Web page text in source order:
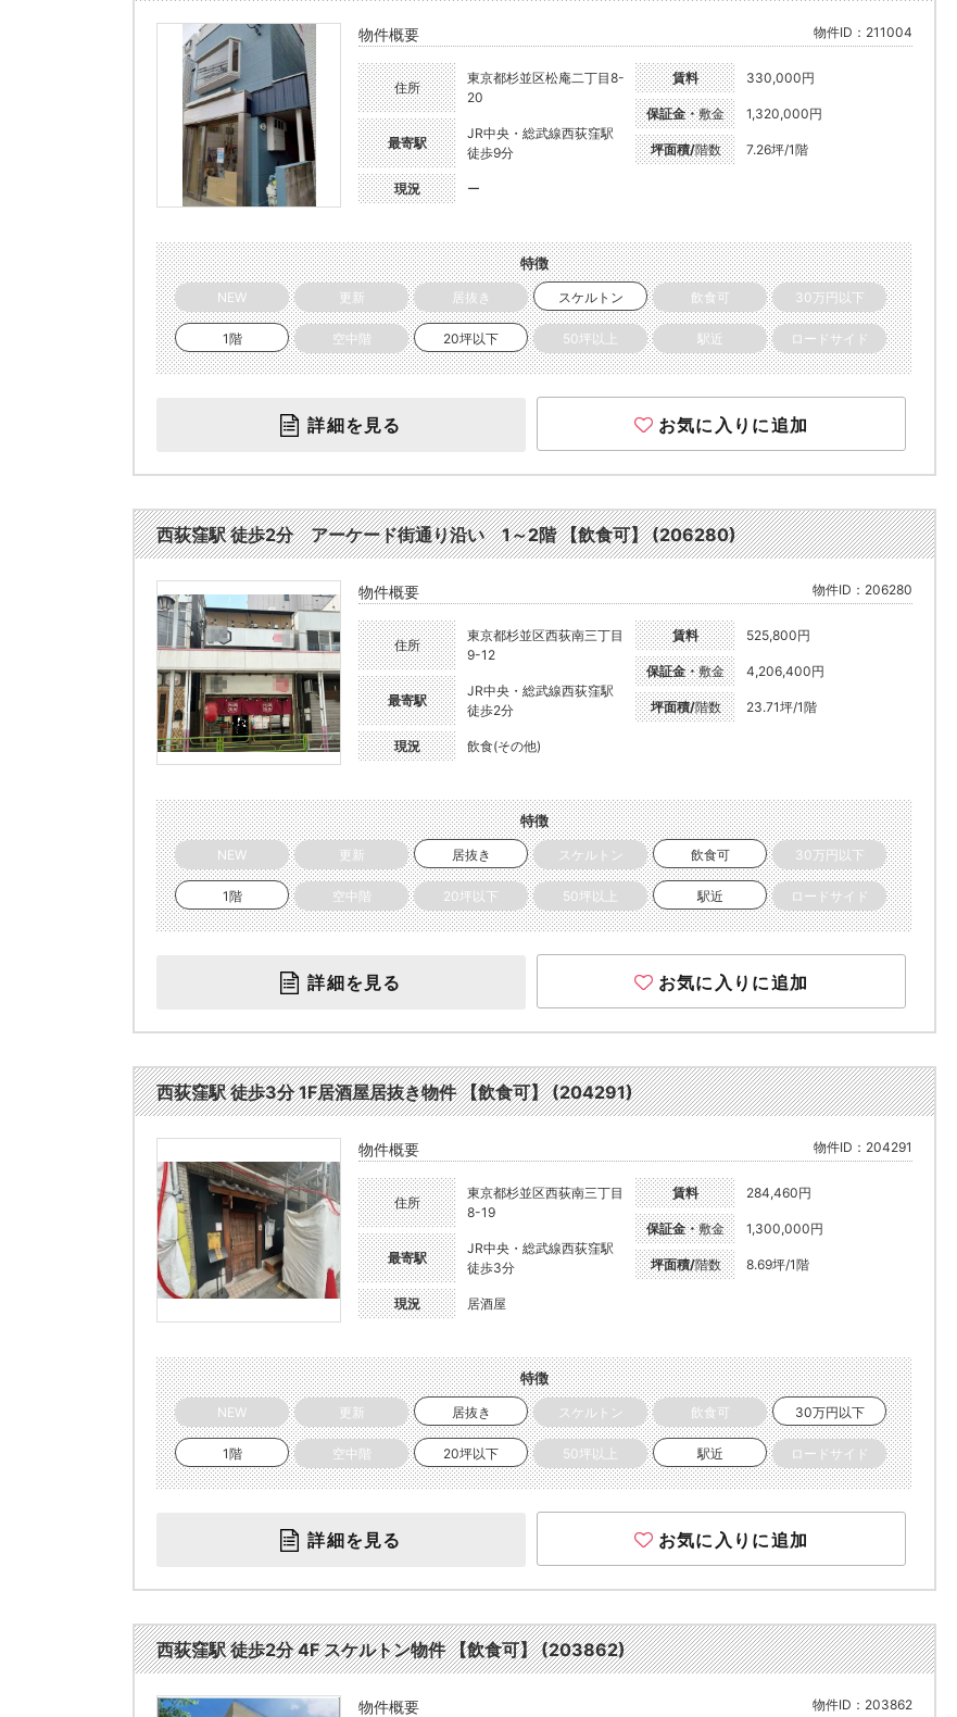
物件概要 物件ID：211004
住所
東京都杉並区松庵二丁目8-
20
最寄駅
JR中央・総武線西荻窪駅
徒歩9分
現況 ー
賃料 330,000円
保証金・敷金 1,320,000円
坪面積/階数 7.26坪/1階
特徴
NEW 更新 居抜き スケルトン 飲食可 30万円以下
1階 空中階 20坪以下 50坪以上 駅近 ロードサイド
詳細を見る お気に入りに追加
西荻窪駅 徒歩2分 アーケード街通り沿い 1～2階 【飲食可】 (206280)
物件概要 物件ID：206280
住所
東京都杉並区西荻南三丁目
9-12
最寄駅
JR中央・総武線西荻窪駅
徒歩2分
現況 飲食(その他)
賃料 525,800円
保証金・敷金 4,206,400円
坪面積/階数 23.71坪/1階
特徴
NEW 更新 居抜き スケルトン 飲食可 30万円以下
1階 空中階 20坪以下 50坪以上 駅近 ロードサイド
詳細を見る お気に入りに追加
西荻窪駅 徒歩3分 1F居酒屋居抜き物件 【飲食可】 (204291)
物件概要 物件ID：204291
住所
東京都杉並区西荻南三丁目
8-19
最寄駅
JR中央・総武線西荻窪駅
徒歩3分
現況 居酒屋
賃料 284,460円
保証金・敷金 1,300,000円
坪面積/階数 8.69坪/1階
特徴
NEW 更新 居抜き スケルトン 飲食可 30万円以下
1階 空中階 20坪以下 50坪以上 駅近 ロードサイド
詳細を見る お気に入りに追加
西荻窪駅 徒歩2分 4F スケルトン物件 【飲食可】 (203862)
物件概要 物件ID：203862